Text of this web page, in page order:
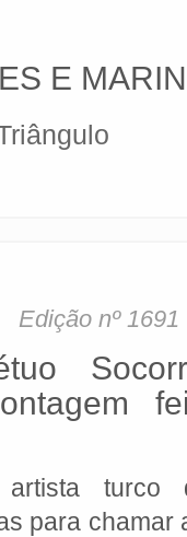
E
Edição nº
turco
para chamar